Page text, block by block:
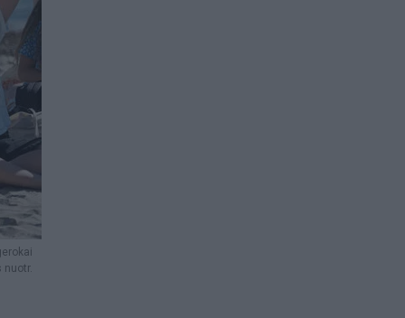
nuotr.